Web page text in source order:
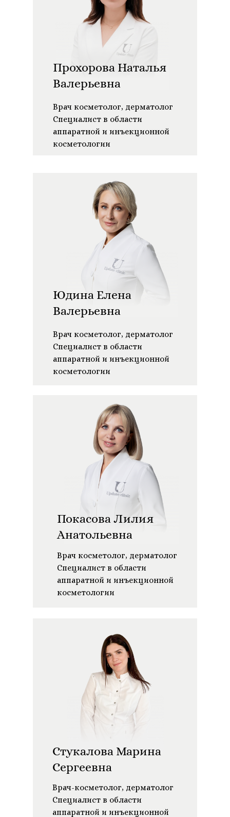
Юдина Елена
Валерьевна
Врач косметолог, дерматолог
Специалист в области
аппаратной и инъекционной
косметологии
Прохорова Наталья
Валерьевна
Врач косметолог, дерматолог
Специалист в области
аппаратной и инъекционной
косметологии
Покасова Лилия
Анатольевна
Врач косметолог, дерматолог
Специалист в области
аппаратной и инъекционной
косметологии
Cтукалова Марина
Сергеевна
Врач-косметолог, дерматолог
Специалист в области
аппаратной и инъекционной